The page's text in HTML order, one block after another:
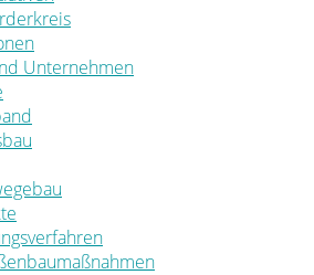
Unternehmen